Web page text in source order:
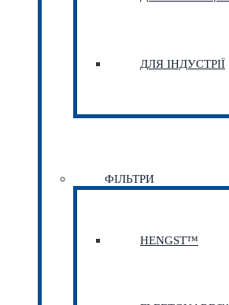
ДЛЯ ІНДУСТРІЇ
ФІЛЬТРИ
HENGST™